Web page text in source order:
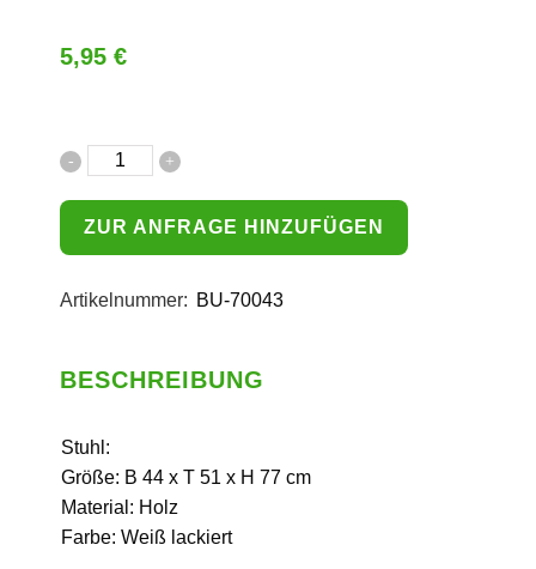
5,95 €
ZUR ANFRAGE HINZUFÜGEN
Artikelnummer: BU-70043
BESCHREIBUNG
Stuhl:
Größe: B 44 x T 51 x H 77 cm
Material: Holz
Farbe: Weiß lackiert